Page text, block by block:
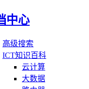
中心
高级搜索
ICT知识百科
云计算
大数据